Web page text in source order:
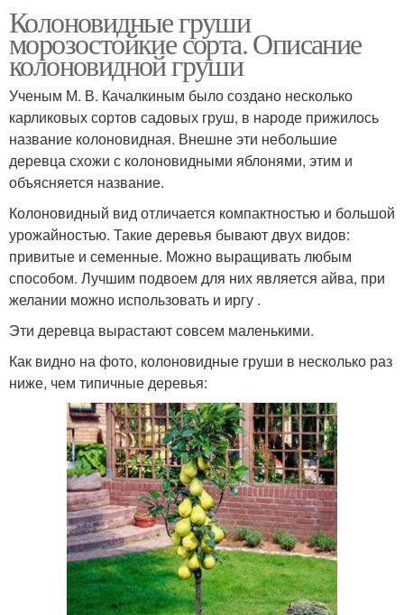
Колоновидные груши
морозостойкие сорта. Описание
колоновидной груши
Ученым М. В. Качалкиным было создано несколько
карликовых сортов садовых груш, в народе прижилось
название колоновидная. Внешне эти небольшие
деревца схожи с колоновидными яблонями, этим и
объясняется название.
Колоновидный вид отличается компактностью и большой
урожайностью. Такие деревья бывают двух видов:
привитые и семенные. Можно выращивать любым
способом. Лучшим подвоем для них является айва, при
желании можно использовать и иргу .
Эти деревца вырастают совсем маленькими.
Как видно на фото, колоновидные груши в несколько раз
ниже, чем типичные деревья: